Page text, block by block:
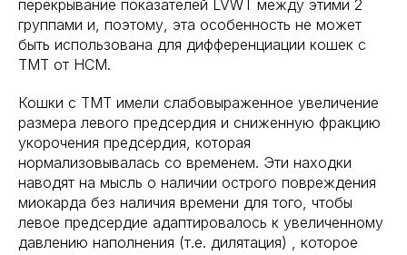
перекрывание показателей LVWT между этими 2
группами и, поэтому, эта особенность не может
быть использована для дифференциации кошек с
TMT от HCM.
Кошки с TMT имели слабовыраженное увеличение
размера левого предсердия и сниженную фракцию
укорочения предсердия, которая
нормализовывалась со временем. Эти находки
наводят на мысль о наличии острого повреждения
миокарда без наличия времени для того, чтобы
левое предсердие адаптировалось к увеличенному
давлению наполнения (т.е. дилятация) , которое